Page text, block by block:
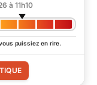
à 11h10
puissiez en rire.